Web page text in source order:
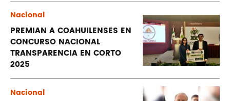
Nacional
PREMIAN A COAHUILENSES EN
CONCURSO NACIONAL
TRANSPARENCIA EN CORTO
2025
Nacional